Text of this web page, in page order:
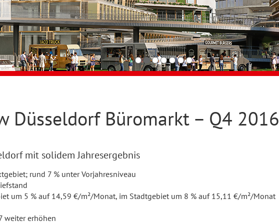
Düsseldorf Büromarkt – Q4 2016
mit solidem Jahresergebnis
rund 7 % unter Vorjahresniveau
um 5 % auf 14,59 €/m²/Monat, im Stadtgebiet um 8 % auf 15,11 €/m²/Monat
weiter erhöhen